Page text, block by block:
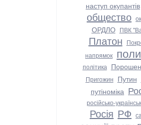
наступ окупантів
общество
ОРДЛО ПВК
Платон
напрямок
політика
Пригожин Путин
путіноміка
російсько-
Росія РФ